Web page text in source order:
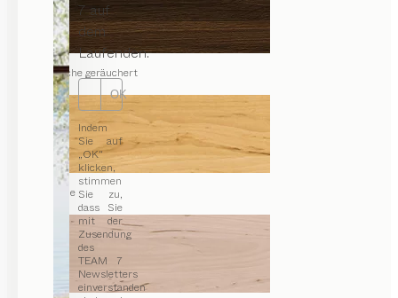
7 auf
dem
Laufenden.
OK
Indem
Sie auf
„OK“
klicken,
stimmen
Sie zu,
dass Sie
mit der
Zusendung
des
TEAM 7
Newsletters
einverstanden
Eiche geräuchert
Erle